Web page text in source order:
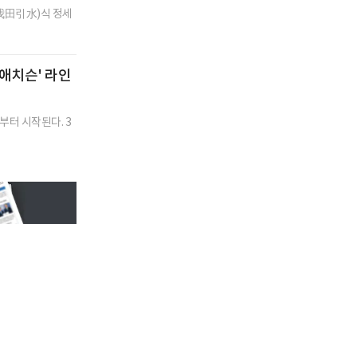
田引水)식 정세
치슨' 라인
터 시작된다. 3